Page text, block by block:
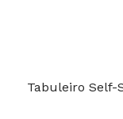
Tabuleiro Self-